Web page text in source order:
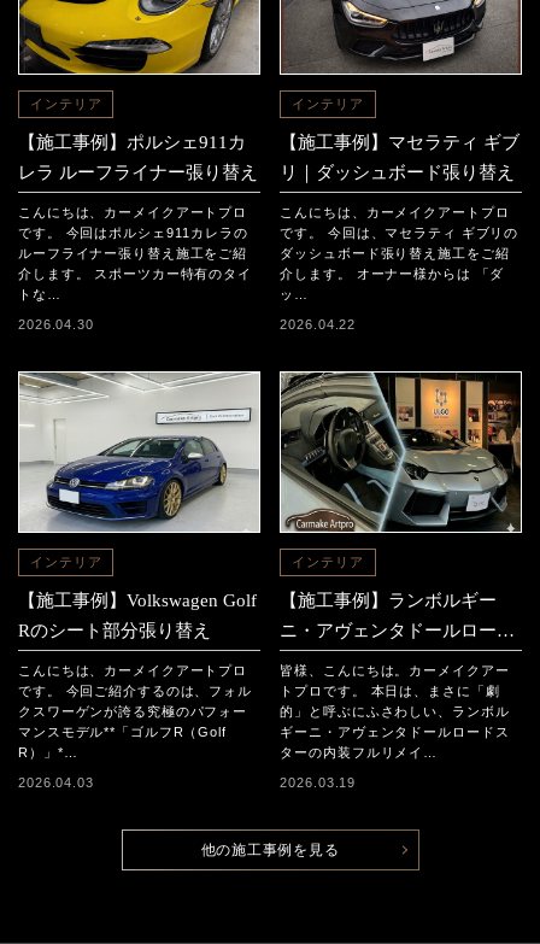
インテリア
【施工事例】ポルシェ911カ
レラ ルーフライナー張り替え
こんにちは、カーメイクアートプロ
です。 今回はポルシェ911カレラの
ルーフライナー張り替え施工をご紹
介します。 スポーツカー特有のタイ
トな…
2026.04.30
インテリア
【施工事例】マセラティ ギブ
リ｜ダッシュボード張り替え
こんにちは、カーメイクアートプロ
です。 今回は、マセラティ ギブリの
ダッシュボード張り替え施工をご紹
介します。 オーナー様からは 「ダ
ッ…
2026.04.22
インテリア
【施工事例】Volkswagen Golf
Rのシート部分張り替え
こんにちは、カーメイクアートプロ
です。 今回ご紹介するのは、フォル
クスワーゲンが誇る究極のパフォー
マンスモデル**「ゴルフR（Golf
R）」*…
2026.04.03
インテリア
【施工事例】ランボルギー
ニ・アヴェンタドールロード
スター 「内装フルリメイ
ク」
皆様、こんにちは。カーメイクアー
トプロです。 本日は、まさに「劇
的」と呼ぶにふさわしい、ランボル
ギーニ・アヴェンタドールロードス
ターの内装フルリメイ…
2026.03.19
他の施工事例を見る